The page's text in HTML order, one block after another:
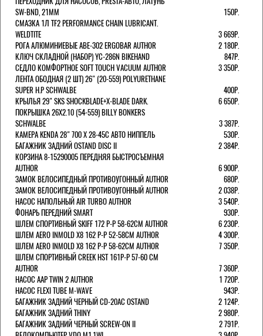
SW-BND, 21ММ
150Р.
СМАЗКА 1Л TF2 PERFORMANCE CHAIN LUBRICANT.
WELDTITE
3 669Р.
РОГА АЛЮМИНИЕВЫЕ ABE-302 ERGOBAR AUTHOR
2 180Р.
КЛЮЧ СКЛАДНОЙ (НАБОР) YC-286N BIKEHAND
847Р.
СЕДЛО КОМФОРТНОЕ SOFT TOUCH VACUUM AUTHOR
3 350Р.
ЛЕНТА ОБОДНАЯ (2 ШТ) 26" (20-559) POLYURETHANE
SUPER H.P SCHWALBE
400Р.
КРЫЛЬЯ 29" SKS SHOCKBLADE+X-BLADE DARK.
6 650Р.
ПОКРЫШКА 26X2.10 (54-559) BILLY BONKERS
SCHWALBE
3 387Р.
КАМЕРА KENDA 28" 700 Х 28-45С АВТО НИППЕЛЬ
530Р.
БАГАЖНИК ЗАДНИЙ OSTAND DISC II
2 384Р.
КОРЗИНА 8-15290005 ПЕРЕДНЯЯ БЫСТРОСЪЕМНАЯ
AUTHOR
6 900Р.
ЗАМОК ВЕЛОСИПЕДНЫЙ ПРОТИВОУГОННЫЙ AUTHOR
680Р.
ЗАМОК ВЕЛОСИПЕДНЫЙ ПРОТИВОУГОННЫЙ AUTHOR
2 038Р.
НАСОС НАПОЛЬНЫЙ AIR TURBO AUTHOR
3 540Р.
ФОНАРЬ ПЕРЕДНИЙ SMART
930Р.
ШЛЕМ СПОРТИВНЫЙ SKIFF 172 Р-Р 58-62СМ AUTHOR
6 230Р.
ШЛЕМ AERO INMOLD X8 162 Р-Р 52-58СМ AUTHOR
4 300Р.
ШЛЕМ AERO INMOLD X8 162 Р-Р 58-62СМ AUTHOR
7 350Р.
ШЛЕМ СПОРТИВНЫЙ CREEK HST 161Р-Р 57-60 СМ
AUTHOR
7 360Р.
НАСОС AAP TWIN 2 AUTHOR
1 720Р.
НАСОС FLEXI TUBE M-WAVE
943Р.
БАГАЖНИК ЗАДНИЙ ЧЕРНЫЙ СD-20AC OSTAND
2 124Р.
БАГАЖНИК ЗАДНИЙ THINY
2 980Р.
БАГАЖНИК ЗАДНИЙ ЧЕРНЫЙ SCREW-ON II
2 791Р.